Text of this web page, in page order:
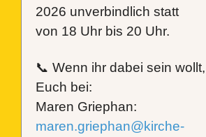
2026 unverbindlich statt
von 18 Uhr bis 20 Uhr.
📞 Wenn ihr dabei sein
Euch bei:
Maren Griephan:
maren.griephan@kirche-